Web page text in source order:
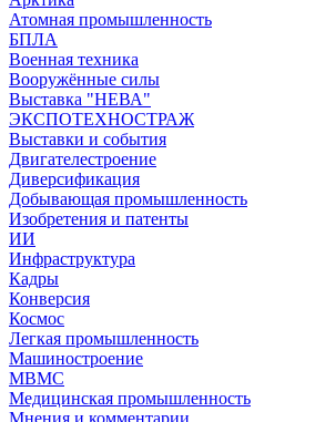
Атомная промышленность
БПЛА
Военная техника
Вооружённые силы
Выставка "НЕВА"
ЭКСПОТЕХНОСТРАЖ
Выставки и события
Двигателестроение
Диверсификация
Добывающая промышленность
Изобретения и патенты
ИИ
Инфраструктура
Кадры
Конверсия
Космос
Легкая промышленность
Машиностроение
МВМС
Медицинская промышленность
Мнения и комментарии